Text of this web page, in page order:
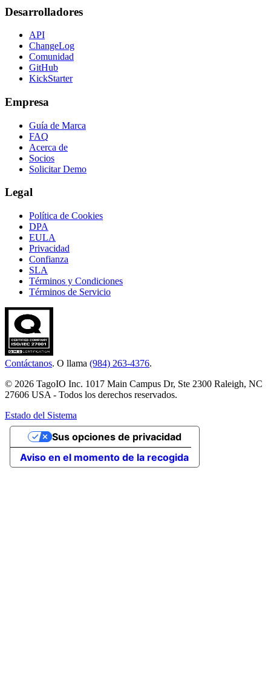
Desarrolladores
API
ChangeLog
Comunidad
GitHub
KickStarter
Empresa
Guía de Marca
FAQ
Acerca de
Socios
Solicitar Demo
Legal
Política de Cookies
DPA
EULA
Privacidad
Confianza
SLA
Términos y Condiciones
Términos de Servicio
Contáctanos. O llama (984) 263-4376.
© 2026 TagoIO Inc. 1017 Main Campus Dr, Ste 2300 Raleigh, NC
27606 USA - Todos los derechos reservados.
Estado del Sistema
Aviso en el momento de la recogida
Sus opciones de privacidad